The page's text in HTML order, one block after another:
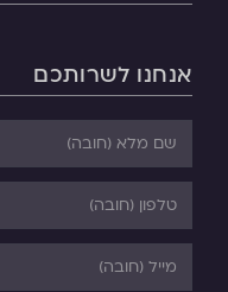
אנחנו לשרותכם